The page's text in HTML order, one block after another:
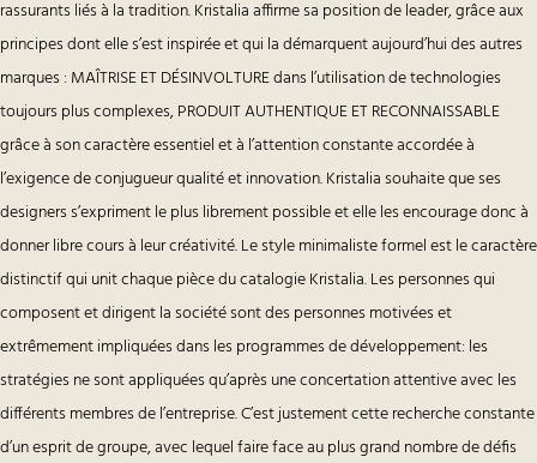
rassurants liés à la tradition. Kristalia affirme sa position de leader, grâce aux
principes dont elle s’est inspirée et qui la démarquent aujourd’hui des autres
marques : MAÎTRISE ET DÉSINVOLTURE dans l’utilisation de technologies
toujours plus complexes, PRODUIT AUTHENTIQUE ET RECONNAISSABLE
grâce à son caractère essentiel et à l’attention constante accordée à
l’exigence de conjugueur qualité et innovation. Kristalia souhaite que ses
designers s’expriment le plus librement possible et elle les encourage donc à
donner libre cours à leur créativité. Le style minimaliste formel est le caractère
distinctif qui unit chaque pièce du catalogie Kristalia. Les personnes qui
composent et dirigent la société sont des personnes motivées et
extrêmement impliquées dans les programmes de développement: les
stratégies ne sont appliquées qu’après une concertation attentive avec les
différents membres de l’entreprise. C’est justement cette recherche constante
d’un esprit de groupe, avec lequel faire face au plus grand nombre de défis